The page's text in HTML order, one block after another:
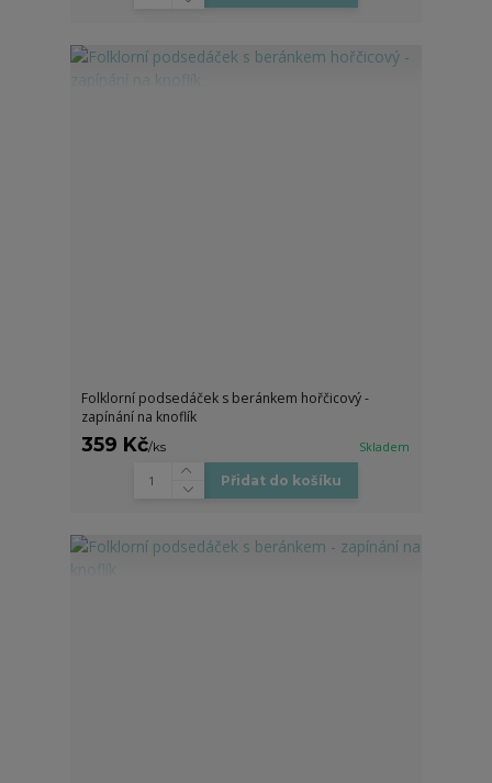
Folklorní podsedáček s beránkem hořčicový -
zapínání na knoflík
359 Kč/ks Skladem
Přidat do košíku